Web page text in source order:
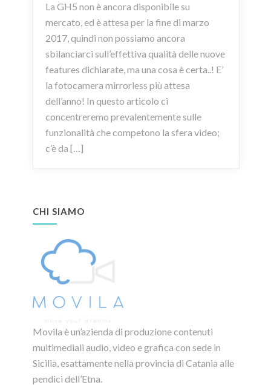
La GH5 non è ancora disponibile su
mercato, ed è attesa per la fine di marzo
2017, quindi non possiamo ancora
sbilanciarci sull’effettiva qualità delle nuove
features dichiarate, ma una cosa è certa..! E’
la fotocamera mirrorless più attesa
dell’anno! In questo articolo ci
concentreremo prevalentemente sulle
funzionalità che competono la sfera video;
c’è da […]
CHI SIAMO
Movila è un’azienda di produzione contenuti
multimediali audio, video e grafica con sede in
Sicilia, esattamente nella provincia di Catania alle
pendici dell’Etna.